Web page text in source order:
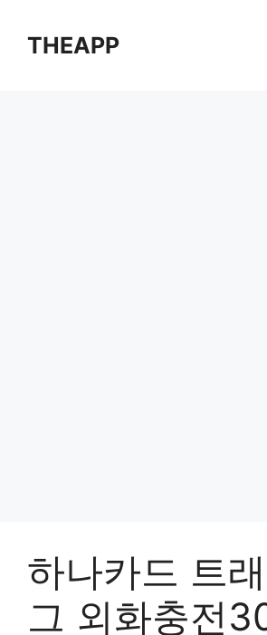
THEAPP
하나카드 트
그 외화충전